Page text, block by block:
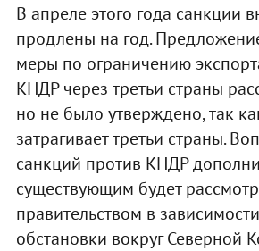
В апреле этого года санкции
продлены на год.
меры по ограничению
КНДР через третьи страны
но не было утверждено, так
затрагивает третьи страны.
санкций против КНДР
существующим будет
правительством в
обстановки вокруг Северной